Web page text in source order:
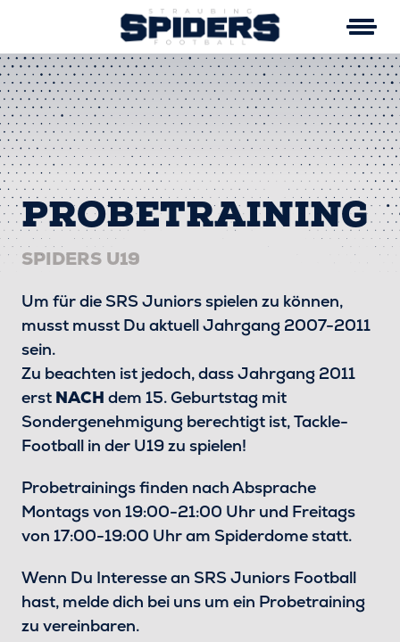
content
PROBETRAINING
SPIDERS U19
Um für die SRS Juniors spielen zu können,
musst musst Du aktuell Jahrgang 2007-2011
sein.
Zu beachten ist jedoch, dass Jahrgang 2011
erst NACH dem 15. Geburtstag mit
Sondergenehmigung berechtigt ist, Tackle-
Football in der U19 zu spielen!
Probetrainings finden nach Absprache
Montags von 19:00-21:00 Uhr und Freitags
von 17:00-19:00 Uhr am Spiderdome statt.
Wenn Du Interesse an SRS Juniors Football
hast, melde dich bei uns um ein Probetraining
zu vereinbaren.